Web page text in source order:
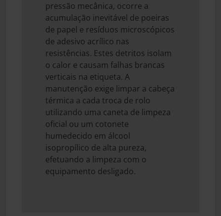
pressão mecânica, ocorre a
acumulação inevitável de poeiras
de papel e resíduos microscópicos
de adesivo acrílico nas
resistências. Estes detritos isolam
o calor e causam falhas brancas
verticais na etiqueta. A
manutenção exige limpar a cabeça
térmica a cada troca de rolo
utilizando uma caneta de limpeza
oficial ou um cotonete
humedecido em álcool
isopropílico de alta pureza,
efetuando a limpeza com o
equipamento desligado.